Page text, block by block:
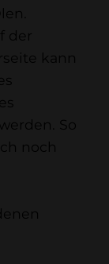
der
kann
So
noch